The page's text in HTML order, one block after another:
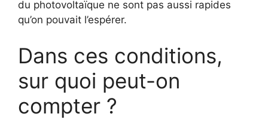
du photovoltaïque ne sont pas aussi rapides
qu’on pouvait l’espérer.
Dans ces conditions,
sur quoi peut-on
compter ?